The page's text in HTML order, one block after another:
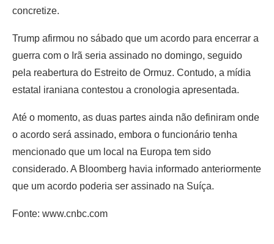
concretize.
Trump afirmou no sábado que um acordo para encerrar a
guerra com o Irã seria assinado no domingo, seguido
pela reabertura do Estreito de Ormuz. Contudo, a mídia
estatal iraniana contestou a cronologia apresentada.
Até o momento, as duas partes ainda não definiram onde
o acordo será assinado, embora o funcionário tenha
mencionado que um local na Europa tem sido
considerado. A Bloomberg havia informado anteriormente
que um acordo poderia ser assinado na Suíça.
Fonte: www.cnbc.com